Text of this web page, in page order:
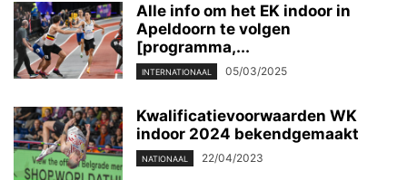
Alle info om het EK indoor in
Apeldoorn te volgen
[programma,...
INTERNATIONAAL 05/03/2025
Kwalificatievoorwaarden WK
indoor 2024 bekendgemaakt
NATIONAAL 22/04/2023